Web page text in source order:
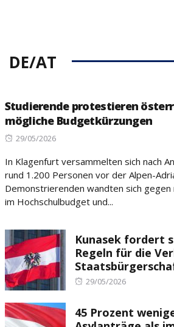
DE/AT
Studierende protestieren
mögliche Budgetkürzungen
Posted
29/05/2026
In Klagenfurt versammelten sich nach
rund 1.200 Personen vor der Alpen-
Demonstrierenden wandten sich gegen
im Hochschulbudget und...
Kunasek fordert
Regeln für die
Posted
29/05/2026
45 Prozent